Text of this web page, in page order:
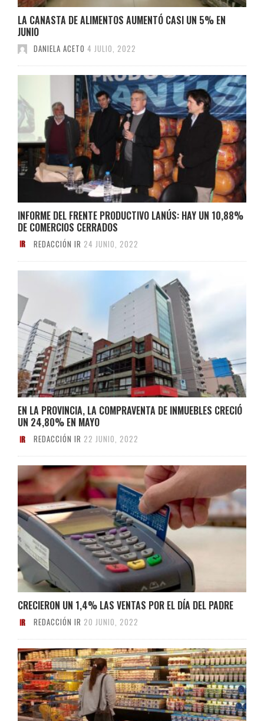
LA CANASTA DE ALIMENTOS AUMENTÓ CASI UN 5% EN
JUNIO
DANIELA ACETO 4 JULIO, 2022
INFORME DEL FRENTE PRODUCTIVO LANÚS: HAY UN 10,88%
DE COMERCIOS CERRADOS
REDACCIÓN IR 24 JUNIO, 2022
EN LA PROVINCIA, LA COMPRAVENTA DE INMUEBLES CRECIÓ
UN 24,80% EN MAYO
REDACCIÓN IR 22 JUNIO, 2022
CRECIERON UN 1,4% LAS VENTAS POR EL DÍA DEL PADRE
REDACCIÓN IR 20 JUNIO, 2022